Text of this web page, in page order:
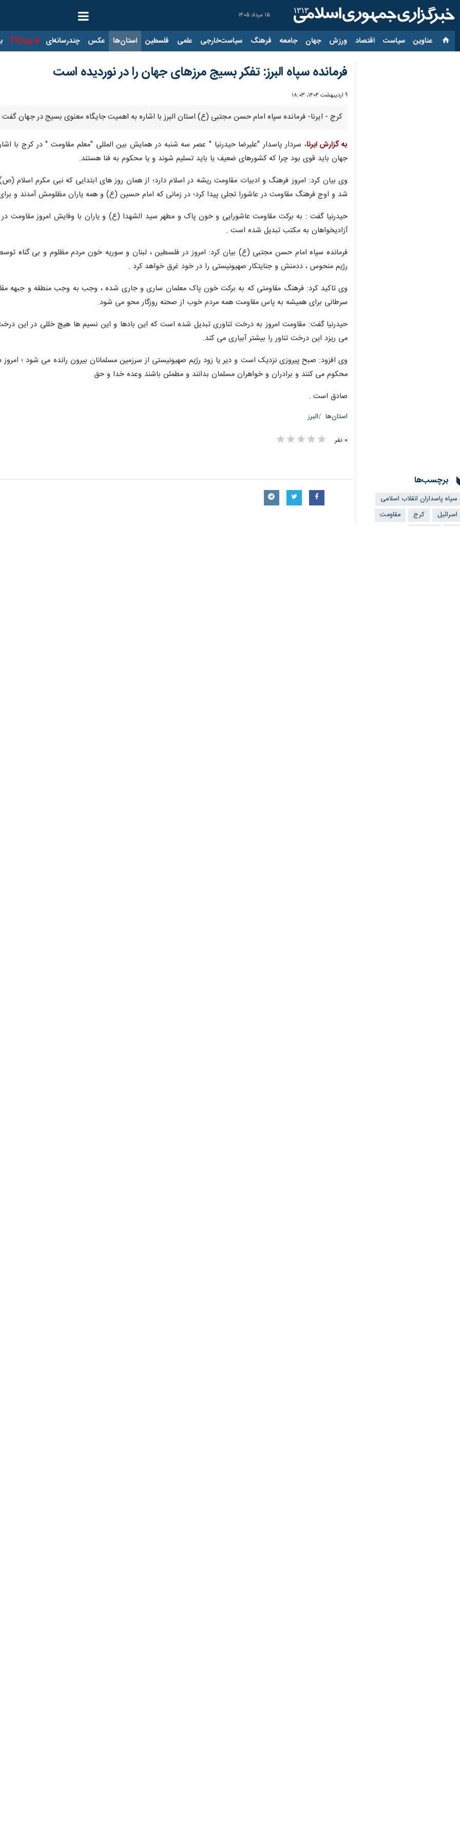
۱۵ مرداد ۱۴۰۵
عناوین‌ سیاست اقتصاد ورزش جهان جامعه فرهنگ سیاست‌خارجی علمی فلسطین استان‌ها عکس چندرسانه‌ای ایرنا TV
فرمانده سپاه البرز: تفکر بسیج مرزهای جهان را در نوردیده است
۹ اردیبهشت ۱۴۰۴، ۱۸:۰۳
کرج - ایرنا- فرمانده سپاه امام حسن مجتبی (ع) استان البرز با اشاره به اهمیت جایگاه معنوی بسیج در جهان
به گزارش ایرنا، سردار پاسدار "علیرضا حیدرنیا " عصر سه شنبه در همایش بین المللی "معلم مقاومت " در کرج با
جهان باید قوی بود چرا که کشورهای ضعیف یا باید تسلیم شوند و یا محکوم به فنا هستند.
وی بیان کرد: امروز فرهنگ و ادبیات مقاومت ریشه در اسلام دارد؛ از همان روز های ابتدایی که نبی مکرم
شد و اوج فرهنگ مقاومت در عاشورا تجلی پیدا کرد؛ در زمانی که امام حسین (ع) و همه یاران مظلومش آمدند و
حیدرنیا گفت : به برکت مقاومت عاشورایی و خون پاک و مطهر سید الشهدا (ع) و یاران با وفایش امروز مقاومت در
آزادیخواهان به مکتب تبدیل شده است .
فرمانده سپاه امام حسن مجتبی (ع) بیان کرد: امروز در فلسطین ، لبنان و سوریه خون مردم مظلوم و بی گناه
رژیم منحوس ، ددمنش و جنایتکار صهیونیستی را در خود غرق خواهد کرد .
وی تاکید کرد: فرهنگ مقاومتی که به برکت خون پاک معلمان ساری و جاری شده ، وجب به وجب منطقه و جبهه
سرطانی برای همیشه به پاس مقاومت همه مردم خوب از صحنه روزگار محو می شود.
حیدرنیا گفت: مقاومت امروز به درخت تناوری تبدیل شده است که این بادها و این نسیم ها هیچ خللی در این
می ریزد این درخت تناور را بیشتر آبیاری می کند.
وی افزود: صبح پیروزی نزدیک است و دیر یا زود رژیم صهیونیستی از سرزمین مسلمانان بیرون رانده می شود ؛ امروز
محکوم می کنند و برادران و خواهران مسلمان بدانند و مطمئن باشند وعده خدا و حق
صادق است .
استان‌ها البرز
۰ نفر
برچسب‌ها
سپاه پاسداران انقلاب اسلامی
اسرائیل
کرج
مقاومت